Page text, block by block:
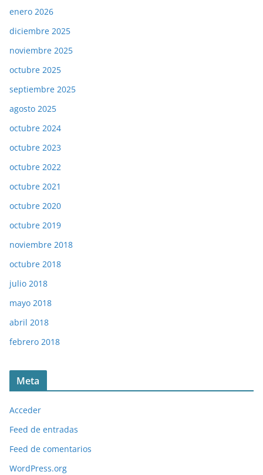
enero 2026
diciembre 2025
noviembre 2025
octubre 2025
septiembre 2025
agosto 2025
octubre 2024
octubre 2023
octubre 2022
octubre 2021
octubre 2020
octubre 2019
noviembre 2018
octubre 2018
julio 2018
mayo 2018
abril 2018
febrero 2018
Meta
Acceder
Feed de entradas
Feed de comentarios
WordPress.org